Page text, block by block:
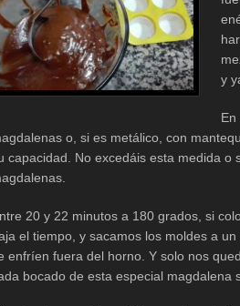
y
o, si es metálico, con
capacidad. No excedáis esta medida
20 y 22 minutos a 180 grados, si
el tiempo, y sacamos los moldes a
enfríen fuera del horno. Y solo nos
bocado de esta especial magdalena